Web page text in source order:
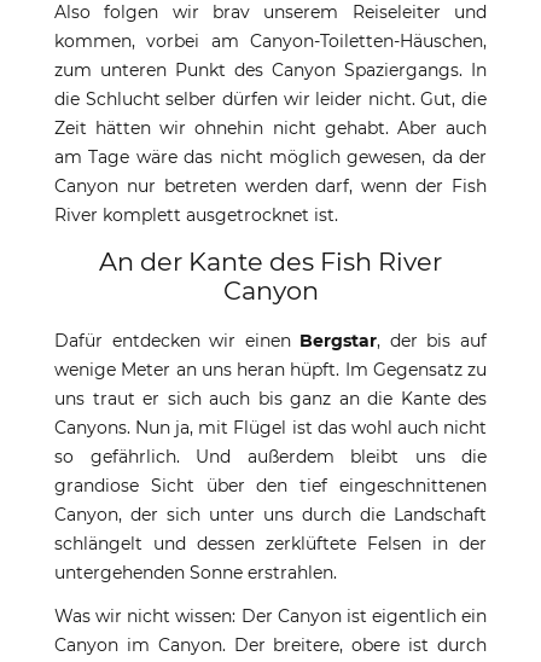
Also folgen wir brav unserem Reiseleiter und
kommen, vorbei am Canyon-Toiletten-Häuschen,
zum unteren Punkt des Canyon Spaziergangs. In
die Schlucht selber dürfen wir leider nicht. Gut, die
Zeit hätten wir ohnehin nicht gehabt. Aber auch
am Tage wäre das nicht möglich gewesen, da der
Canyon nur betreten werden darf, wenn der Fish
River komplett ausgetrocknet ist.
An der Kante des Fish River
Canyon
Dafür entdecken wir einen Bergstar, der bis auf
wenige Meter an uns heran hüpft. Im Gegensatz zu
uns traut er sich auch bis ganz an die Kante des
Canyons. Nun ja, mit Flügel ist das wohl auch nicht
so gefährlich. Und außerdem bleibt uns die
grandiose Sicht über den tief eingeschnittenen
Canyon, der sich unter uns durch die Landschaft
schlängelt und dessen zerklüftete Felsen in der
untergehenden Sonne erstrahlen.
Was wir nicht wissen: Der Canyon ist eigentlich ein
Canyon im Canyon. Der breitere, obere ist durch